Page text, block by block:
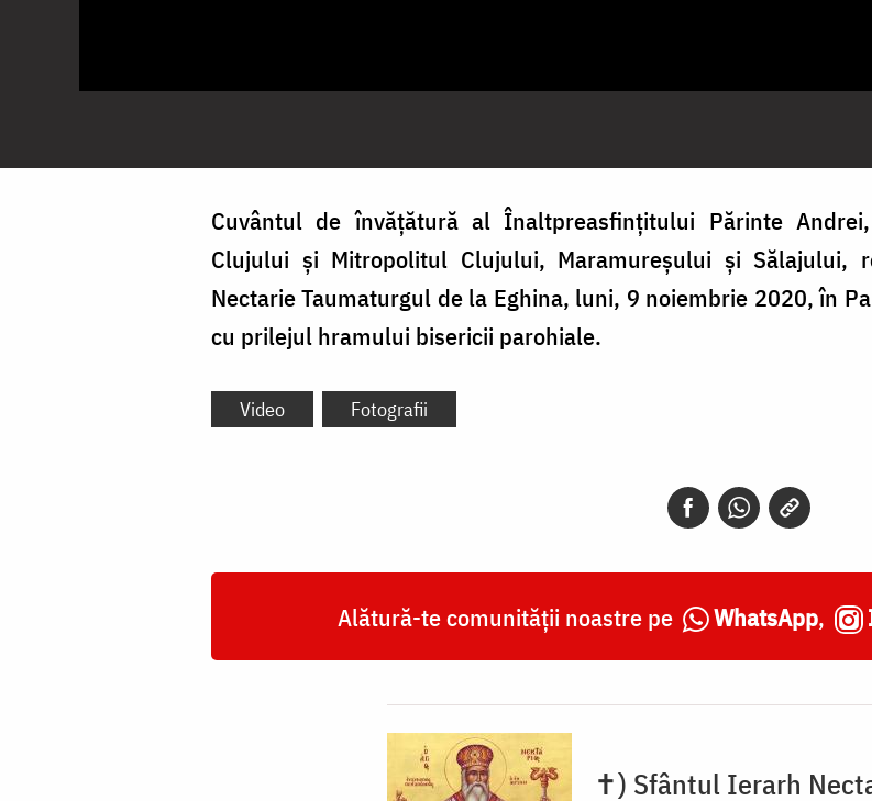
Cuvântul de învățătură al Înaltpreasfințitului Părinte
Clujului și Mitropolitul Clujului, Maramureșului și
Nectarie Taumaturgul de la Eghina, luni, 9 noiembrie 2020, în
cu prilejul hramului bisericii parohiale.
Video Fotografii
Alătură-te comunității noastre pe WhatsApp,
✝) Sfântul Ierarh